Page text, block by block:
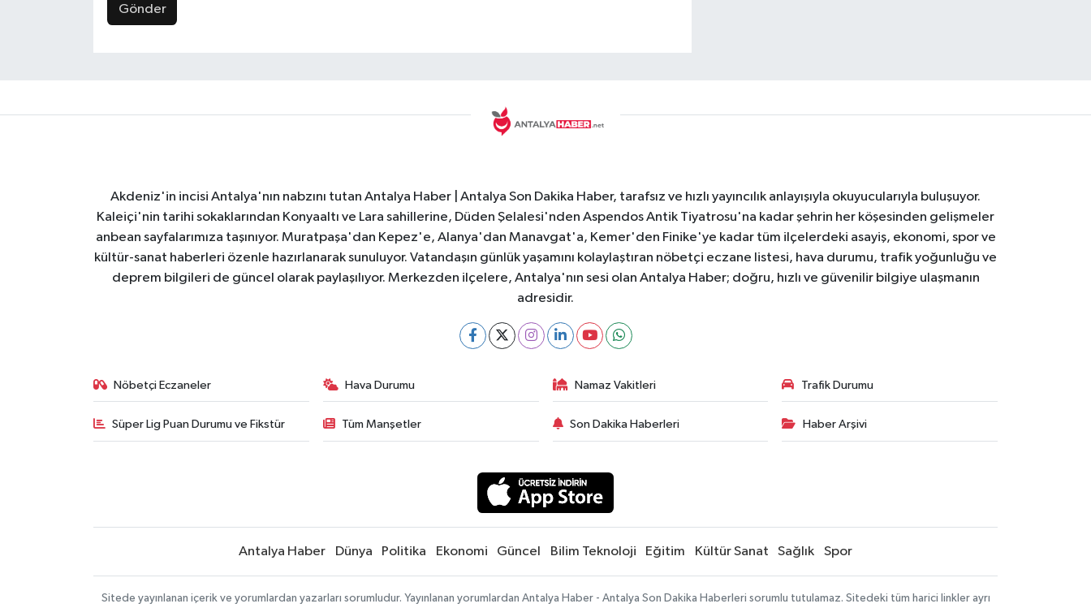
Gönder
Akdeniz'in incisi Antalya'nın nabzını tutan Antalya Haber | Antalya Son Dakika Haber, tarafsız ve hızlı yayıncılık anlayışıyla okuyucularıyla buluşuyor.
Kaleiçi'nin tarihi sokaklarından Konyaaltı ve Lara sahillerine, Düden Şelalesi'nden Aspendos Antik Tiyatrosu'na kadar şehrin her köşesinden gelişmeler
anbean sayfalarımıza taşınıyor. Muratpaşa'dan Kepez'e, Alanya'dan Manavgat'a, Kemer'den Finike'ye kadar tüm ilçelerdeki asayiş, ekonomi, spor ve
kültür-sanat haberleri özenle hazırlanarak sunuluyor. Vatandaşın günlük yaşamını kolaylaştıran nöbetçi eczane listesi, hava durumu, trafik yoğunluğu ve
deprem bilgileri de güncel olarak paylaşılıyor. Merkezden ilçelere, Antalya'nın sesi olan Antalya Haber; doğru, hızlı ve güvenilir bilgiye ulaşmanın
adresidir.
Nöbetçi Eczaneler Hava Durumu Namaz Vakitleri Trafik Durumu
Süper Lig Puan Durumu ve Fikstür Tüm Manşetler Son Dakika Haberleri Haber Arşivi
Antalya Haber Dünya Politika Ekonomi Güncel Bilim Teknoloji Eğitim Kültür Sanat Sağlık Spor
Sitede yayınlanan içerik ve yorumlardan yazarları sorumludur. Yayınlanan yorumlardan Antalya Haber - Antalya Son Dakika Haberleri sorumlu tutulamaz. Sitedeki tüm harici linkler ayrı